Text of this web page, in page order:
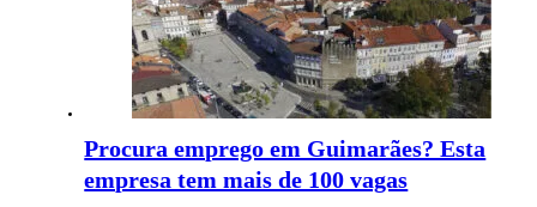
Procura emprego em Guimarães? Esta
empresa tem mais de 100 vagas